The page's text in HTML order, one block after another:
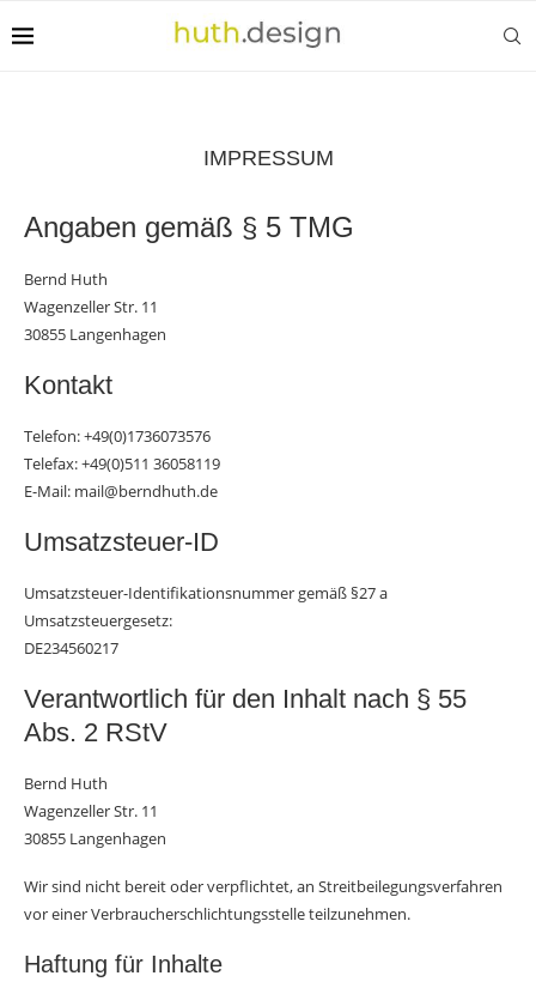
IMPRESSUM
Angaben gemäß § 5 TMG
Bernd Huth
Wagenzeller Str. 11
30855 Langenhagen
Kontakt
Telefon: +49(0)1736073576
Telefax: +49(0)511 36058119
E-Mail: mail@berndhuth.de
Umsatzsteuer-ID
Umsatzsteuer-Identifikationsnummer gemäß §27 a
Umsatzsteuergesetz:
DE234560217
Verantwortlich für den Inhalt nach § 55
Abs. 2 RStV
Bernd Huth
Wagenzeller Str. 11
30855 Langenhagen
Wir sind nicht bereit oder verpflichtet, an Streitbeilegungsverfahren
vor einer Verbraucherschlichtungsstelle teilzunehmen.
Haftung für Inhalte